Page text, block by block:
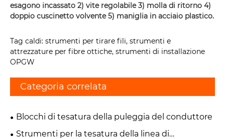
esagono incassato 2) vite regolabile 3) molla di ritorno 4)
doppio cuscinetto volvente 5) maniglia in acciaio plastico.
Tag caldi: strumenti per tirare fili, strumenti e
attrezzature per fibre ottiche, strumenti di installazione
OPGW
Categoria correlata
Blocchi di tesatura della puleggia del conduttore
Strumenti per la tesatura della linea di